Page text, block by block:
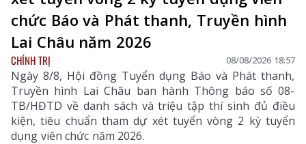
chức Báo và Phát thanh, Truyền hình
Lai Châu năm 2026
CHÍNH TRỊ 08/08/2026 18:57
Ngày 8/8, Hội đồng Tuyển dụng Báo và Phát thanh,
Truyền hình Lai Châu ban hành Thông báo số 08-
TB/HĐTD về danh sách và triệu tập thí sinh đủ điều
kiện, tiêu chuẩn tham dự xét tuyển vòng 2 kỳ tuyển
dụng viên chức năm 2026.